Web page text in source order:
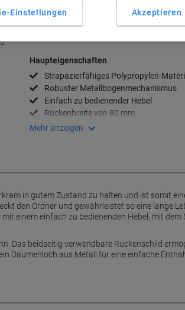
Haupteigenschaften
Strapazierfähiges Polypropylen-
Robuster Metallbogenmechanismus
Einfach zu bedienender Hebel
Rückenbreite von 80 mm
Mehr anzeigen
in gutem Zustand zu halten und ist somit
den Ordner und gewährleistet so eine lange
einem einfach zu bedienenden Hebel, mit dem
Das beidseitig verwendbare Rückenschild
Daumenloch aus Metall für eine einfache
Einstellungen Akzeptieren